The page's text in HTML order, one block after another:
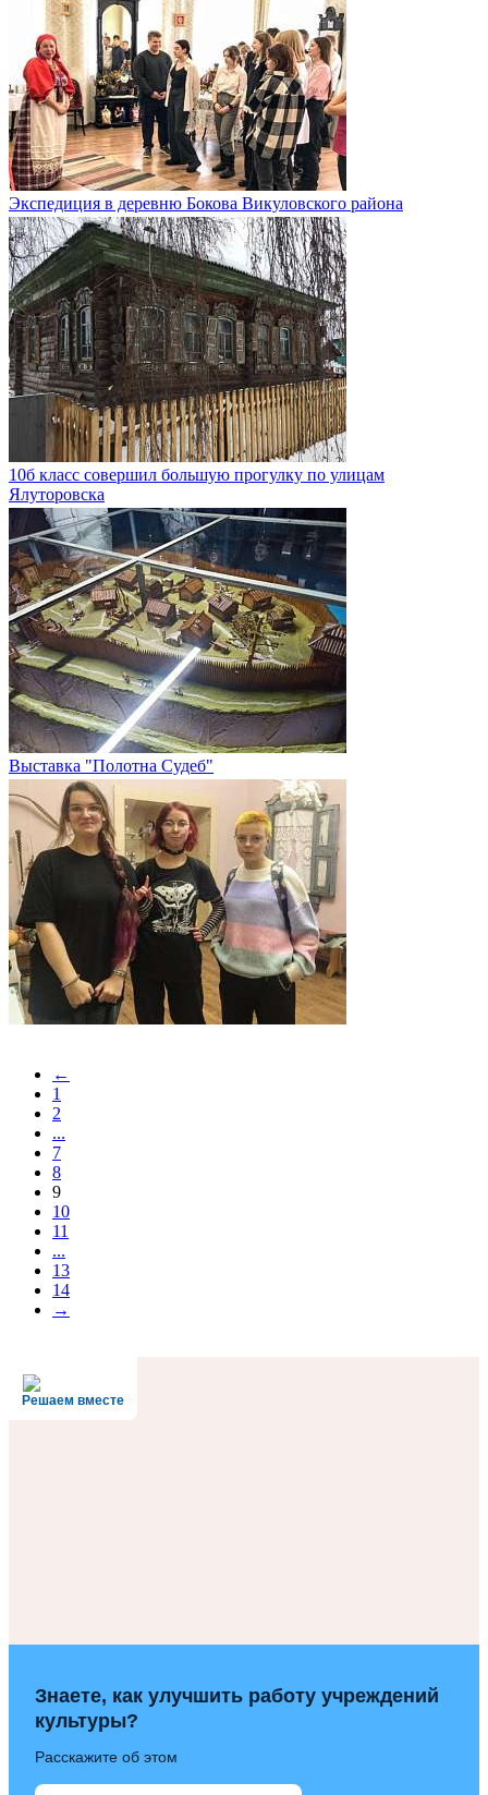
Экспедиция в деревню Бокова Викуловского района
10б класс совершил большую прогулку по улицам
Ялуторовска
Выставка "Полотна Судеб"
←
1
2
...
7
8
9
10
11
...
13
14
→
Решаем вместе
Знаете, как улучшить работу учреждений
культуры?
Расскажите об этом